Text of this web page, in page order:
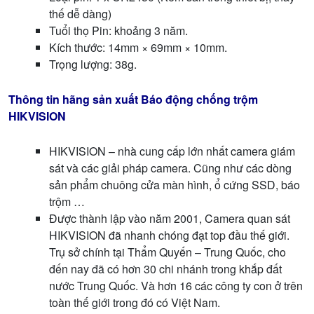
thế dễ dàng)
Tuổi thọ Pin: khoảng 3 năm.
Kích thước: 14mm × 69mm × 10mm.
Trọng lượng: 38g.
Thông tin hãng sản xuất Báo động chống trộm
HIKVISION
HIKVISION – nhà cung cấp lớn nhất camera giám
sát và các giải pháp camera. Cũng như các dòng
sản phẩm chuông cửa màn hình, ổ cứng SSD, báo
trộm …
Được thành lập vào năm 2001, Camera quan sát
HIKVISION đã nhanh chóng đạt top đầu thế giới.
Trụ sở chính tại Thẩm Quyến – Trung Quốc, cho
đến nay đã có hơn 30 chi nhánh trong khắp đất
nước Trung Quốc. Và hơn 16 các công ty con ở trên
toàn thế giới trong đó có Việt Nam.